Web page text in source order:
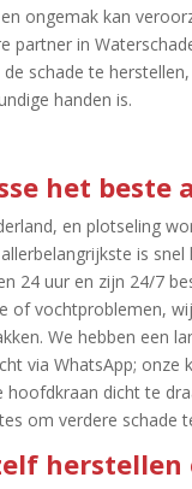
ongemak kan
partner in
schade te
handen is.​
het beste
en plotseling
is snel
24 uur en zijn 24/7
of vochtproblemen,
We hebben een
via WhatsApp; onze
dicht te
om verdere schade